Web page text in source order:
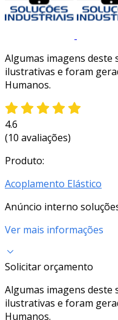
Algumas imagens deste
ilustrativas e foram
Humanos.
4.6
(10 avaliações)
Produto:
Acoplamento Elástico
Anúncio interno
Ver mais informações
Solicitar orçamento
Algumas imagens deste
ilustrativas e foram
Humanos.